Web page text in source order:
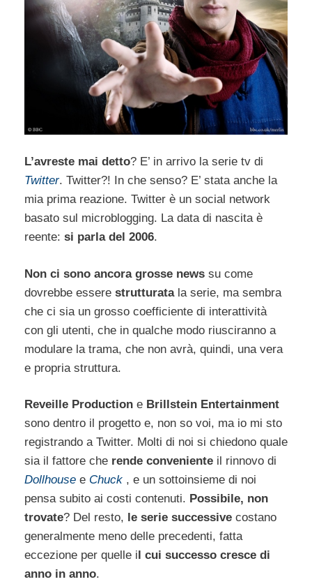
L’avreste mai detto? E’ in arrivo la serie tv di
Twitter. Twitter?! In che senso? E’ stata anche la
mia prima reazione. Twitter è un social network
basato sul microblogging. La data di nascita è
reente: si parla del 2006.
Non ci sono ancora grosse news su come
dovrebbe essere strutturata la serie, ma sembra
che ci sia un grosso coefficiente di interattività
con gli utenti, che in qualche modo riusciranno a
modulare la trama, che non avrà, quindi, una vera
e propria struttura.
Reveille Production e Brillstein Entertainment
sono dentro il progetto e, non so voi, ma io mi sto
registrando a Twitter. Molti di noi si chiedono quale
sia il fattore che rende conveniente il rinnovo di
Dollhouse e Chuck , e un sottoinsieme di noi
pensa subito ai costi contenuti. Possibile, non
trovate? Del resto, le serie successive costano
generalmente meno delle precedenti, fatta
eccezione per quelle i l cui successo cresce di
anno in anno.